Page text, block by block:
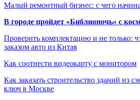
Малый ремонтный бизнес: с чего
В городе пройдет «Библионочь» с
Проверить комплектацию и не только:
заказом авто из Китая
Как соотнести видеокарту с монитором
Как заказать строительство зданий из
ключ в Москве